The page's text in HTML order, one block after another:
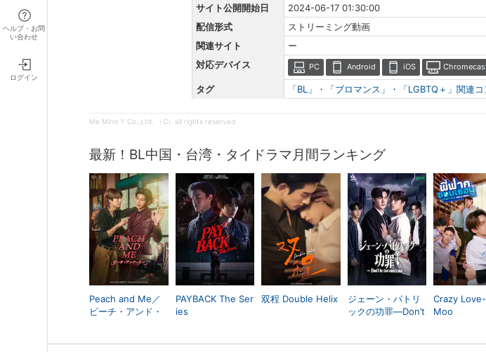
ヘルプ・お問
い合わせ
ログイン
サイト公開開始日
2024-06-17 01:30:00
配信形式
ストリーミング動画
関連サイト
ー
対応デバイス
PC Android iOS
タグ 「BL」・「ブロマンス」・「LGBTQ＋」関連
Me Mind Y Co.,Ltd. （C）all rights reserved
最新！BL中国・台湾・タイドラマ月間ランキング
Peach and Me／
ピーチ・アンド・
PAYBACK The Ser
ies
双程 Double Helix
ジェーン・パトリ
ックの功罪―Don’t
Crazy
Moo